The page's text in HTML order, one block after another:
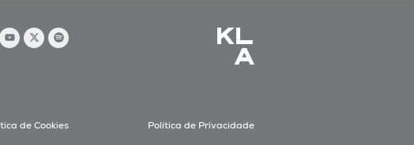
de Cookies Política de Privacidade